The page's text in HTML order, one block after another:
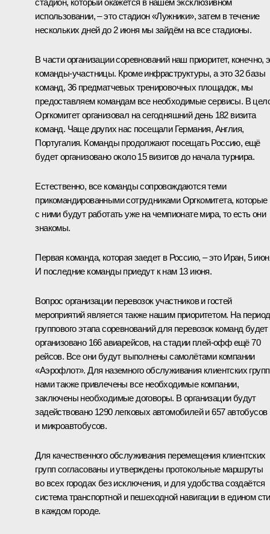
использовании, – это стадион «Лужники», затем в течение
нескольких дней до 2 июня мы зайдём на все стадионы.
В части организации соревнований наш приоритет, конечно,
команды-участницы. Кроме инфраструктуры, а это 32 базы
команд, 36 предматчевых тренировочных площадок, мы
предоставляем командам все необходимые сервисы. В
Оргкомитет организовал на сегодняшний день 182 визита
команд. Чаще других нас посещали Германия, Англия,
Португалия. Команды продолжают посещать Россию, ещё
будет организовано около 15 визитов до начала турнира.
Естественно, все команды сопровождаются теми
прикомандированными сотрудниками Оргкомитета, которые
с ними будут работать уже на чемпионате мира, то есть они
знакомы.
Первая команда, которая заедет в Россию, – это Иран, 5
И последние команды приедут к нам 13 июня.
Вопрос организации перевозок участников и гостей
мероприятий является также нашим приоритетом. На период
группового этапа соревнований для перевозок команд будет
организовано 166 авиарейсов, на стадии плей-офф ещё 70
рейсов. Все они будут выполнены самолётами компании
«Аэрофлот». Для наземного обслуживания клиентских групп
нами также привлечены все необходимые компании,
заключены необходимые договоры. В организации будут
задействовано 1290 легковых автомобилей и 657 автобусов
и микроавтобусов.
Для качественного обслуживания перемещения клиентских
групп согласованы и утверждены протокольные маршруты
во всех городах без исключения, и для удобства создаётся
система транспортной и пешеходной навигации в едином
в каждом городе.